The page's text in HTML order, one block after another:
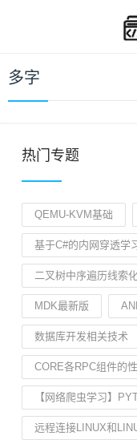
多字
热门专题
QEMU-KVM基础
基于C#的内网穿透学
二叉树中序遍历线索
MDK最新版
数据库开发相关技术
CORE各RPC组件的
【网络爬虫学习】
远程连接LINUX和